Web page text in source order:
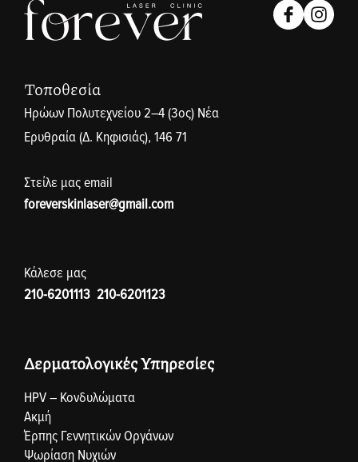
Τοποθεσία
Ηρώων Πολυτεχνείου 2–4 (3ος) Νέα
Ερυθραία (Δ. Κηφισιάς), 146 71
Στείλε μας email
foreverskinlaser@gmail.com
Κάλεσε μας
210-6201113 210-6201123
Δερματολογικές Υπηρεσίες
HPV – Κονδυλώματα
Ακμή
Έρπης Γεννητικών Οργάνων
Ψωρίαση Νυχιών